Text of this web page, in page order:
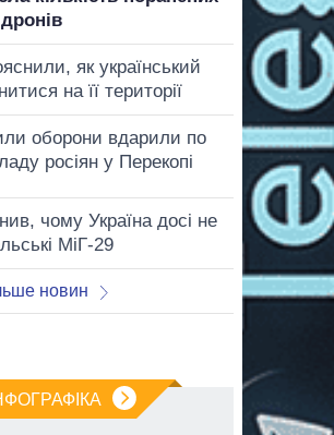
як український
на її території
оборони вдарили по
росіян у Перекопі
чому Україна досі не
МіГ-29
новин